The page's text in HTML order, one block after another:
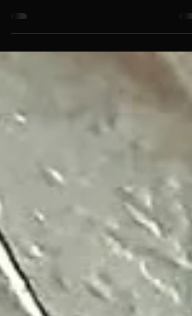
Une brosse placée entre la main d'une
devenir un véritable point de rencontre